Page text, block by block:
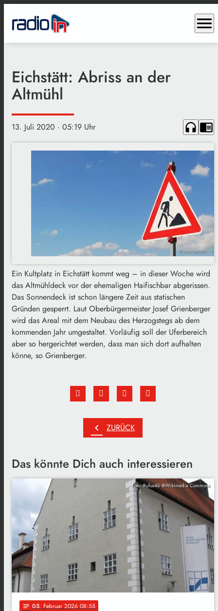
menu
Eichstätt: Abriss an der
Altmühl
13. Juli 2020 · 05:19 Uhr headphones chrome_reader_mode
Ein Kultplatz in Eichstätt kommt weg – in dieser Woche wird
das Altmühldeck vor der ehemaligen Haifischbar abgerissen.
Das Sonnendeck ist schon längere Zeit aus statischen
Gründen gesperrt. Laut Oberbürgermeister Josef Grienberger
wird das Areal mit dem Neubau des Herzogstegs ab dem
kommenden Jahr umgestaltet. Vorläufig soll der Uferbereich
aber so hergerichtet werden, dass man sich dort aufhalten
könne, so Grienberger.
chevron_left ZURÜCK
Das könnte Dich auch interessieren
Foto: Rufus46 @Wikimedia Commons
notes 05. Februar 2026 08:55